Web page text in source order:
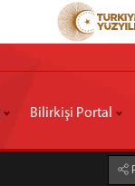
Bilirkişi Portal